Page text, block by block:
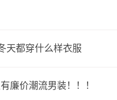
20.8公里
站
天都穿什么样衣服
廉价潮流男装！！！